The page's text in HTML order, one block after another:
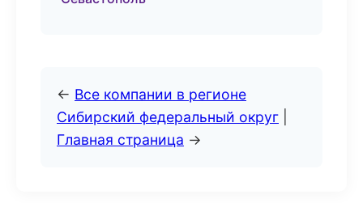
← Все компании в регионе
Сибирский федеральный округ
Главная страница →